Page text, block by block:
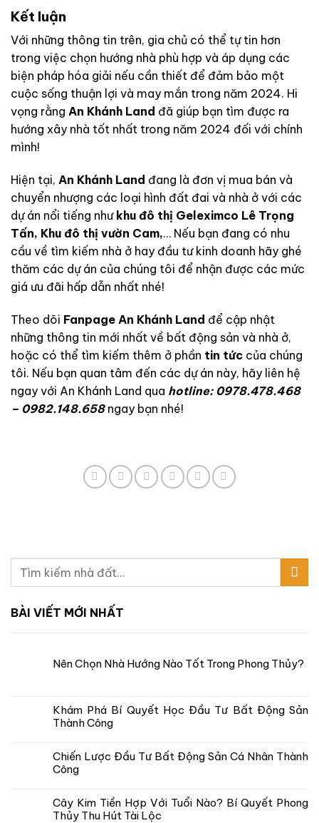
Kết luận
Với những thông tin trên, gia chủ có thể tự tin hơn
trong việc chọn hướng nhà phù hợp và áp dụng các
biện pháp hóa giải nếu cần thiết để đảm bảo một
cuộc sống thuận lợi và may mắn trong năm 2024. Hi
vọng rằng An Khánh Land đã giúp bạn tìm được ra
hướng xây nhà tốt nhất trong năm 2024 đối với chính
mình!
Hiện tại, An Khánh Land đang là đơn vị mua bán và
chuyển nhượng các loại hình đất đai và nhà ở với các
dự án nổi tiếng nhưkhu đô thị Geleximco Lê Trọng
Tấn, Khu đô thị vườn Cam,… Nếu bạn đang có nhu
cầu về tìm kiếm nhà ở hay đầu tư kinh doanh hãy ghé
thăm các dự án của chúng tôi để nhận được các mức
giá ưu đãi hấp dẫn nhất nhé!
Theo dõi Fanpage An Khánh Land để cập nhật
những thông tin mới nhất về bất động sản và nhà ở,
hoặc có thể tìm kiếm thêm ở phần tin tức của chúng
tôi. Nếu bạn quan tâm đến các dự án này, hãy liên hệ
ngay với An Khánh Land qua hotline: 0978.478.468
– 0982.148.658ngay bạn nhé!
BÀI VIẾT MỚI NHẤT
Nên Chọn Nhà Hướng Nào Tốt Trong Phong Thủy?
Khám Phá Bí Quyết Học Đầu Tư Bất Động Sản
Thành Công
Chiến Lược Đầu Tư Bất Động Sản Cá Nhân Thành
Công
Cây Kim Tiền Hợp Với Tuổi Nào? Bí Quyết Phong
Thủy Thu Hút Tài Lộc